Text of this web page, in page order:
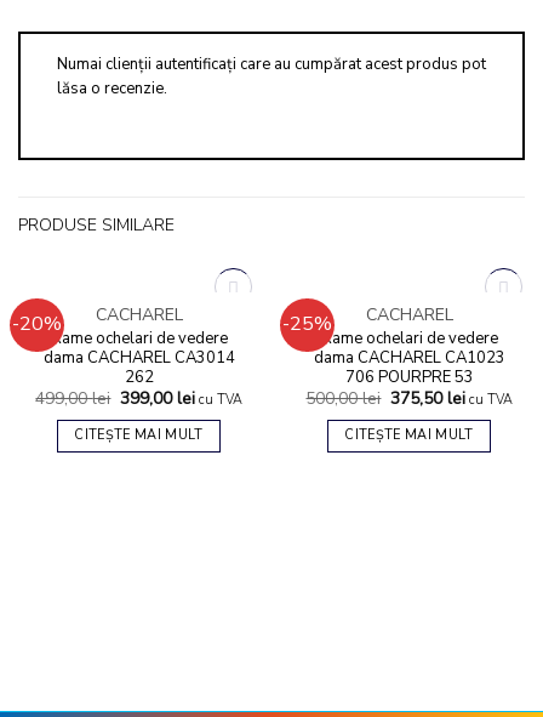
Numai clienții autentificați care au cumpărat acest produs pot
lăsa o recenzie.
PRODUSE SIMILARE
-20%
wishlist
STOC EPUIZAT
CACHAREL
Rame ochelari de vedere
dama CACHAREL CA3014
262
499,00lei 399,00lei cu TVA
CITEȘTE MAI MULT
-25%
wishlist
STOC EPUIZAT
CACHAREL
Rame ochelari de vedere
dama CACHAREL CA1023
706 POURPRE 53
500,00lei 375,50lei cu TVA
CITEȘTE MAI MULT